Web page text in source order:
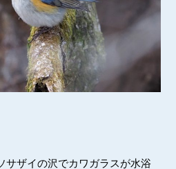
サザイの沢でカワガラスが水浴